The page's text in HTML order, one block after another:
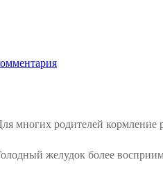
многих родителей
желудок более